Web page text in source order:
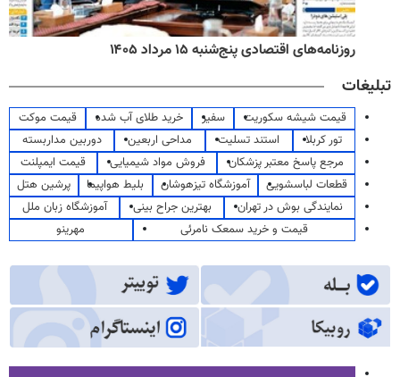
روزنامه‌های صبح پنج‌شنبه ۱۵ مرداد ۱۴۰۵
تبلیغات
قیمت شیشه سکوریت سفیر خرید طلای آب شده
قیمت موکت
تور کربلا
استند تسلیت مداحی اربعین
دوربین مداربسته
مرجع پاسخ معتبر پزشکان
فروش مواد شیمیایی
قیمت ایمپلنت
قطعات لباسشویی
آموزشگاه تیزهوشان بلیط هواپیما
پرشین هتل
نمایندگی بوش در تهران
بهترین جراح بینی
آموزشگاه زبان ملل
قیمت و خرید سمعک نامرئی
مهرینو